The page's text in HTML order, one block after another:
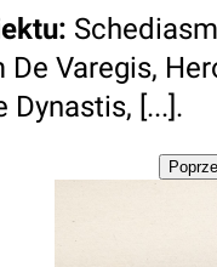
:
De Varegis,
Dynastis, [...].